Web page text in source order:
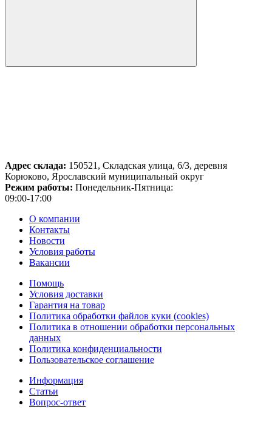
Адрес склада: 150521, Складская улица, 6/3, деревня
Корюково, Ярославский муниципальный округ
Режим работы: Понедельник-Пятница:
09:00-17:00
О компании
Контакты
Новости
Условия работы
Вакансии
Помощь
Условия доставки
Гарантия на товар
Политика обработки файлов куки (cookies)
Политика в отношении обработки персональных
данных
Политика конфиденциальности
Пользовательское соглашение
Информация
Статьи
Вопрос-ответ